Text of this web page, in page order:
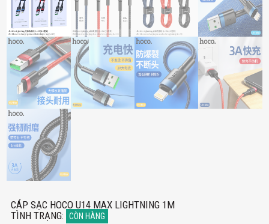
CÁP SẠC HOCO U14 MAX LIGHTNING 1M
TÌNH TRẠNG: CÒN HÀNG